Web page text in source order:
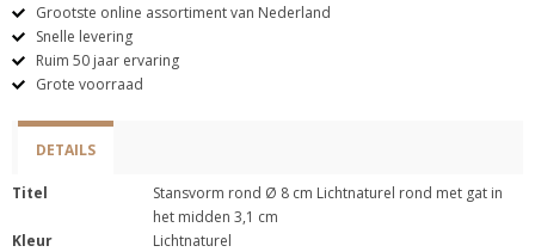
Grootste online assortiment van Nederland
Snelle levering
Ruim 50 jaar ervaring
Grote voorraad
DETAILS
Titel
Stansvorm rond Ø 8 cm Lichtnaturel rond met gat in
het midden 3,1 cm
Kleur
Lichtnaturel